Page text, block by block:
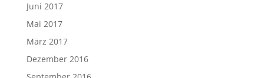
Juni 2017
Mai 2017
März 2017
Dezember 2016